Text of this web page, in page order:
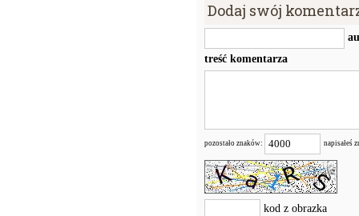
Dodaj swój
treść komentarza
pozostało znaków: napisałeś
kod z obrazka